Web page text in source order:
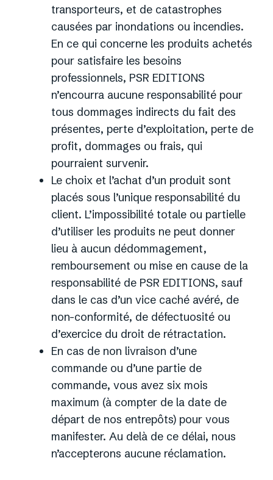
transporteurs, et de catastrophes
causées par inondations ou incendies.
En ce qui concerne les produits achetés
pour satisfaire les besoins
professionnels, PSR EDITIONS
n’encourra aucune responsabilité pour
tous dommages indirects du fait des
présentes, perte d’exploitation, perte de
profit, dommages ou frais, qui
pourraient survenir.
Le choix et l’achat d’un produit sont
placés sous l’unique responsabilité du
client. L’impossibilité totale ou partielle
d’utiliser les produits ne peut donner
lieu à aucun dédommagement,
remboursement ou mise en cause de la
responsabilité de PSR EDITIONS, sauf
dans le cas d’un vice caché avéré, de
non-conformité, de défectuosité ou
d’exercice du droit de rétractation.
En cas de non livraison d’une
commande ou d’une partie de
commande, vous avez six mois
maximum (à compter de la date de
départ de nos entrepôts) pour vous
manifester. Au delà de ce délai, nous
n’accepterons aucune réclamation.